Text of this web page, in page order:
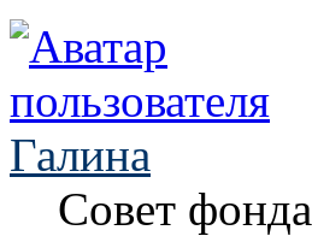
Галина
Совет фонда